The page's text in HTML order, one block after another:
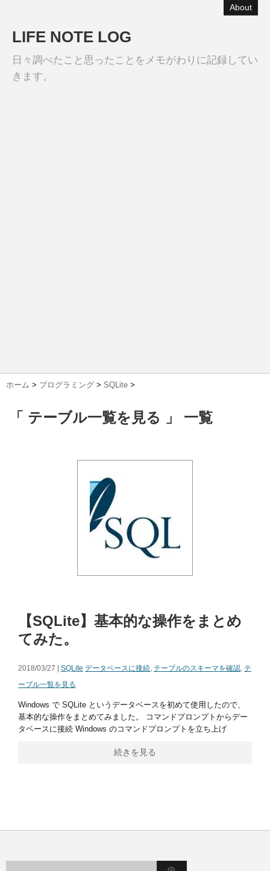
About
LIFE NOTE LOG
日々調べたこと思ったことをメモがわりに記録してい
きます。
ホーム > プログラミング > SQLite >
「 テーブル一覧を見る 」 一覧
【SQLite】基本的な操作をまとめ
てみた。
2018/03/27 | SQLite データベースに接続, テーブルのスキーマを確認, テ
ーブル一覧を見る
Windows で SQLite というデータベースを初めて使用したので、
基本的な操作をまとめてみました。 コマンドプロンプトからデー
タベースに接続 Windows のコマンドプロンプトを立ち上げ
続きを見る